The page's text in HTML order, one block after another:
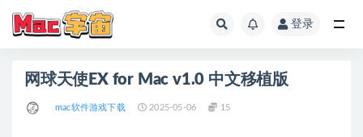
登录
网球天使EX for Mac v1.0 中文移植版
mac软件游戏下载 2025-05-06 15